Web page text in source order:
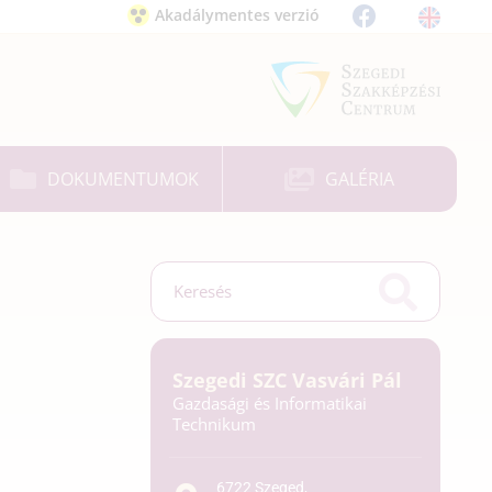
Akadálymentes verzió
DOKUMENTUMOK GALÉRIA
Szegedi SZC Vasvári Pál
Gazdasági és Informatikai
Technikum
6722 Szeged,